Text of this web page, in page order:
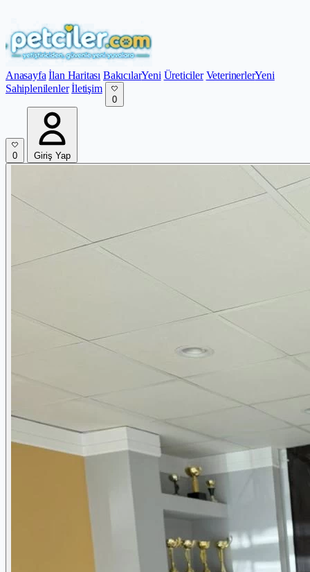
Anasayfa İlan Haritası BakıcılarYeni Üreticiler VeterinerlerYeni
Sahiplenilenler İletişim
0
0 Giriş Yap